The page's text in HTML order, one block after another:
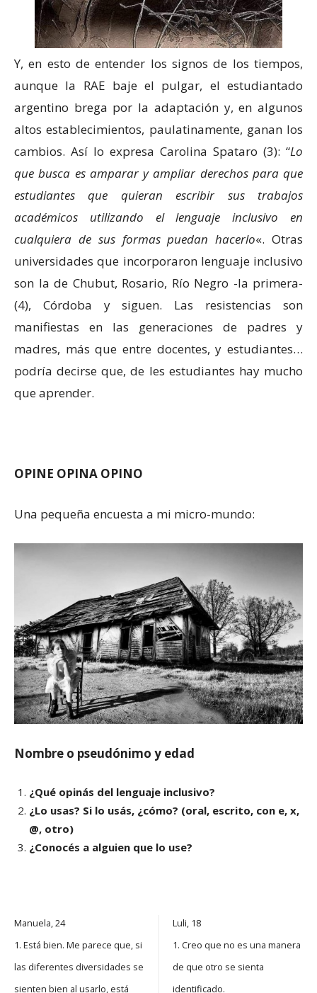
Y, en esto de entender los signos de los tiempos,
aunque la RAE baje el pulgar, el estudiantado
argentino brega por la adaptación y, en algunos
altos establecimientos, paulatinamente, ganan los
cambios. Así lo expresa Carolina Spataro (3): “Lo
que busca es amparar y ampliar derechos para que
estudiantes que quieran escribir sus trabajos
académicos utilizando el lenguaje inclusivo en
cualquiera de sus formas puedan hacerlo«. Otras
universidades que incorporaron lenguaje inclusivo
son la de Chubut, Rosario, Río Negro -la primera-
(4), Córdoba y siguen. Las resistencias son
manifiestas en las generaciones de padres y
madres, más que entre docentes, y estudiantes…
podría decirse que, de les estudiantes hay mucho
que aprender.
OPINE OPINA OPINO
Una pequeña encuesta a mi micro-mundo:
Nombre o pseudónimo y edad
¿Qué opinás del lenguaje inclusivo?
¿Lo usas? Si lo usás, ¿cómo? (oral, escrito, con e, x,
@, otro)
¿Conocés a alguien que lo use?
Manuela, 24
1. Está bien. Me parece que, si
las diferentes diversidades se
sienten bien al usarlo, está
Luli, 18
1. Creo que no es una manera
de que otro se sienta
identificado.